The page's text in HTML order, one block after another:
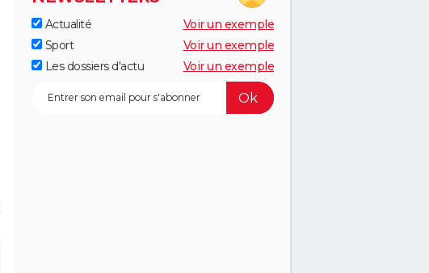
Actualité
Voir un exemple
Sport
Voir un exemple
Les dossiers d'actu
Voir un exemple